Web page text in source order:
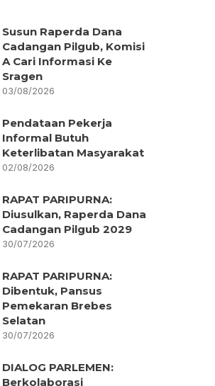
Susun Raperda Dana
Cadangan Pilgub, Komisi
A Cari Informasi Ke
Sragen
03/08/2026
Pendataan Pekerja
Informal Butuh
Keterlibatan Masyarakat
02/08/2026
RAPAT PARIPURNA:
Diusulkan, Raperda Dana
Cadangan Pilgub 2029
30/07/2026
RAPAT PARIPURNA:
Dibentuk, Pansus
Pemekaran Brebes
Selatan
30/07/2026
DIALOG PARLEMEN:
Berkolaborasi